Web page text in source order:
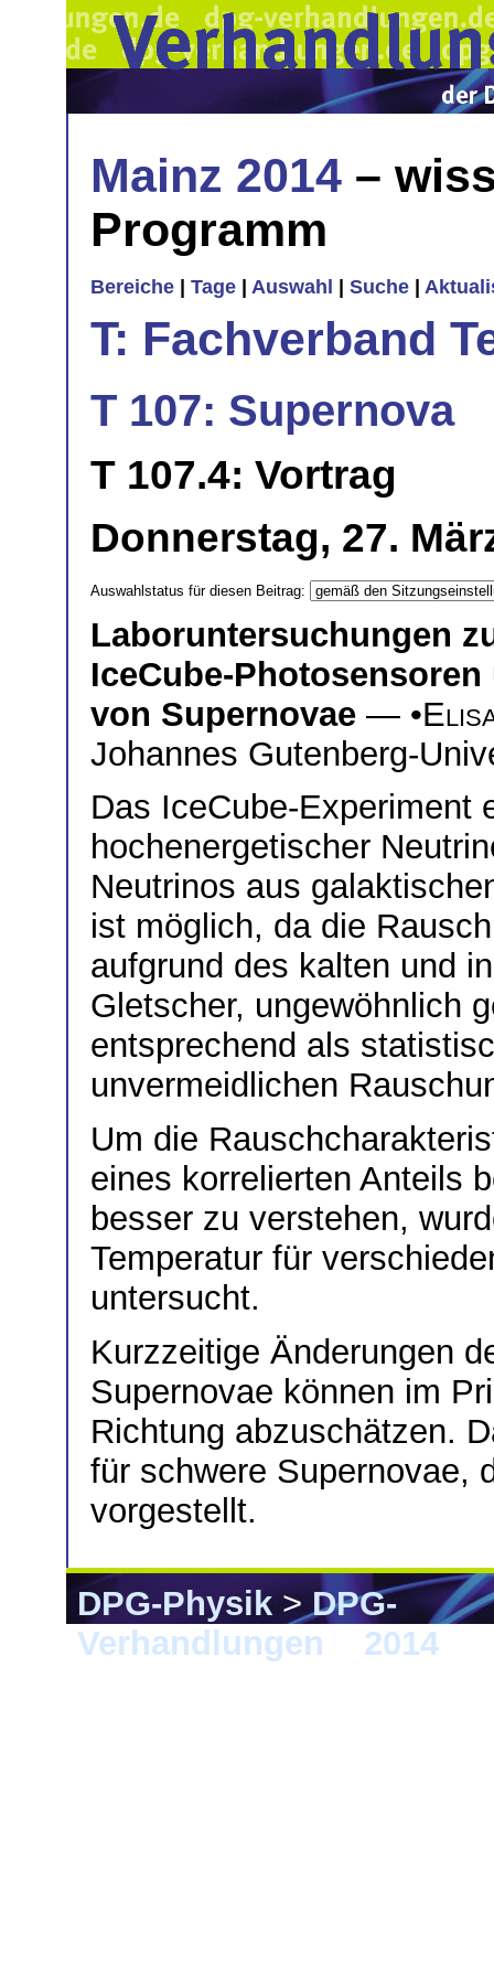
Mainz 2014 –
Programm
Bereiche Tage Auswahl Suche
T: Fachverband
T 107: Supernova
T 107.4: Vortrag
Donnerstag, 27.
Auswahlstatus für diesen Beitrag:
Laboruntersuchungen
IceCube-
von Supernovae — •
Johannes Gutenberg-
Das IceCube-Experiment
hochenergetischer
Neutrinos aus
ist möglich, da die
aufgrund des kalten und
Gletscher, ungewöhnlich
entsprechend als
unvermeidlichen
Um die
eines korrelierten Anteils
besser zu verstehen,
Temperatur für
untersucht.
Kurzzeitige Änderungen
Supernovae können im
Richtung abzuschätzen.
für schwere Supernovae,
vorgestellt.
DPG-Physik>DPG-
Verhandlungen
2014